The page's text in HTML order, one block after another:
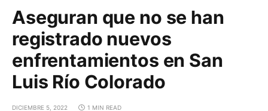
Aseguran que no se han
registrado nuevos
enfrentamientos en San
Luis Río Colorado
DICIEMBRE 5, 2022 1 MIN READ